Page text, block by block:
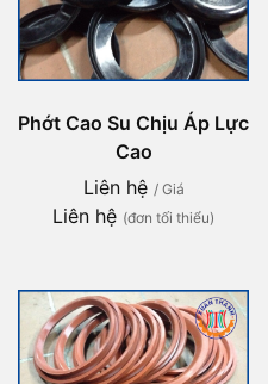
Phớt Cao Su Chịu Áp Lực
Cao
Liên hệ / Giá
Liên hệ (đơn tối thiểu)